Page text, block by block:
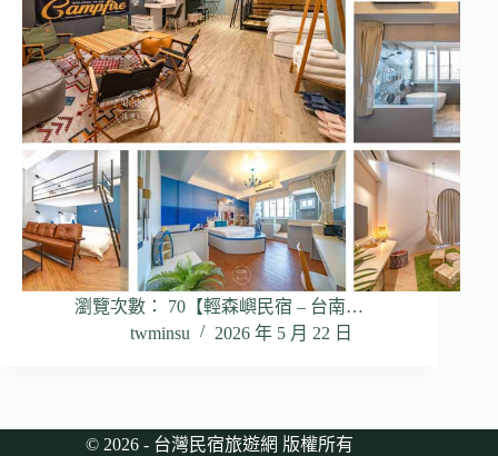
瀏覽次數： 70【輕森嶼民宿 – 台南…
twminsu
2026 年 5 月 22 日
© 2026 - 台灣民宿旅遊網 版權所有